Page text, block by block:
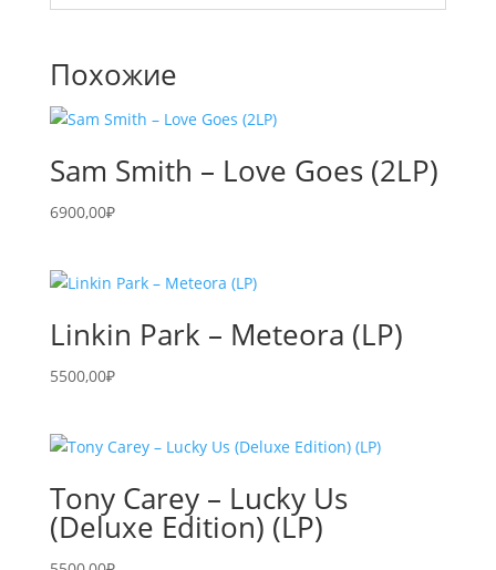
Похожие
Sam Smith – Love Goes (2LP)
6900,00₽
Linkin Park – Meteora (LP)
5500,00₽
Tony Carey – Lucky Us
(Deluxe Edition) (LP)